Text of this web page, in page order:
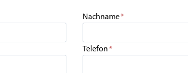
Nachname*
Telefon*